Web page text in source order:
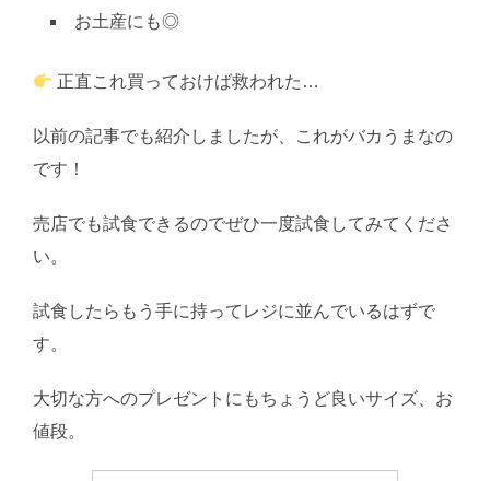
お土産にも◎
正直これ買っておけば救われた…
以前の記事でも紹介しましたが、これがバカうまなの
です！
売店でも試食できるのでぜひ一度試食してみてくださ
い。
試食したらもう手に持ってレジに並んでいるはずで
す。
大切な方へのプレゼントにもちょうど良いサイズ、お
値段。